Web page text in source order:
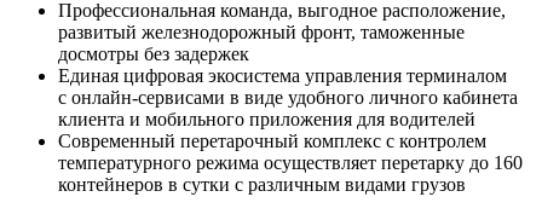
Профессиональная команда, выгодное расположение,
развитый железнодорожный фронт, таможенные
досмотры без задержек
Единая цифровая экосистема управления терминалом
с онлайн-сервисами в виде удобного личного кабинета
клиента и мобильного приложения для водителей
Современный перетарочный комплекс с контролем
температурного режима осуществляет перетарку до 160
контейнеров в сутки с различным видами грузов